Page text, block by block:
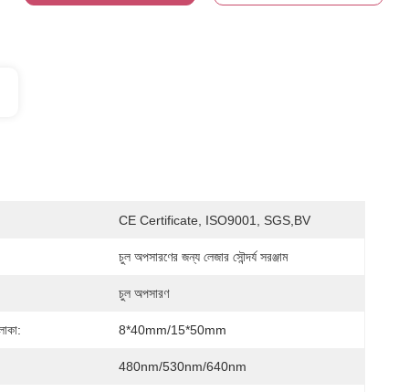
CE Certificate, ISO9001, SGS,BV
চুল অপসারণের জন্য লেজার সৌন্দর্য সরঞ্জাম
চুল অপসারণ
8*40mm/15*50mm
480nm/530nm/640nm